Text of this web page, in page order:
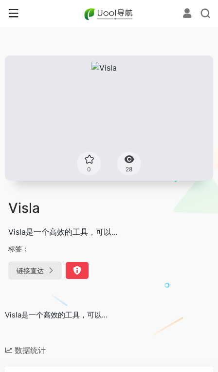
0 28
Visla
Visla是一个高效的工具，可以...
标签：
链接直达
Visla是一个高效的工具，可以…
数据统计